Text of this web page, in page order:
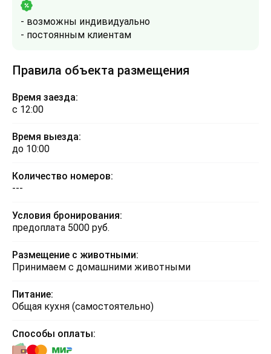
- возможны индивидуально
- постоянным клиентам
Правила объекта размещения
Время заезда:
с 12:00
Время выезда:
до 10:00
Количество номеров:
---
Условия бронирования:
предоплата 5000 руб.
Размещение с животными:
Принимаем с домашними животными
Питание:
Общая кухня (самостоятельно)
Способы оплаты: